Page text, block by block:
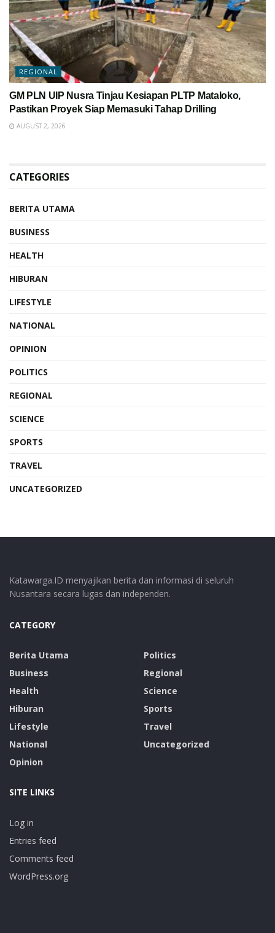
REGIONAL
GM PLN UIP Nusra Tinjau Kesiapan PLTP Mataloko,
Pastikan Proyek Siap Memasuki Tahap Drilling
AUGUST 2, 2026
CATEGORIES
BERITA UTAMA
BUSINESS
HEALTH
HIBURAN
LIFESTYLE
NATIONAL
OPINION
POLITICS
REGIONAL
SCIENCE
SPORTS
TRAVEL
UNCATEGORIZED
Katawarga.ID menyajikan berita dan informasi di seluruh
Nusantara secara lugas dan independen.
CATEGORY
Berita Utama
Business
Health
Hiburan
Lifestyle
National
Opinion
Politics
Regional
Science
Sports
Travel
Uncategorized
SITE LINKS
Log in
Entries feed
Comments feed
WordPress.org